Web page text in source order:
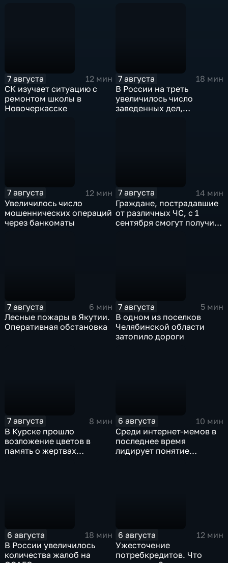
7 августа
12 мин
СК изучает ситуацию с
ремонтом школы в
Новочеркасске
7 августа
18 мин
В России на треть
увеличилось число
заведенных дел,
7 августа
12 мин
Увеличилось число
мошеннических операций
через банкоматы
7 августа
14 мин
Граждане, пострадавшие
от различных ЧС, с 1
сентября смогут получить
7 августа
6 мин
Лесные пожары в Якутии.
Оперативная обстановка
7 августа
5 мин
В одном из поселков
Челябинской области
затопило дороги
7 августа
8 мин
В Курске прошло
возложение цветов в
память о жертвах
6 августа
10 мин
Среди интернет-мемов в
последнее время
лидирует понятие
6 августа
18 мин
В России увеличилось
количества жалоб на
6 августа
12 мин
Ужесточение
потребкредитов. Что